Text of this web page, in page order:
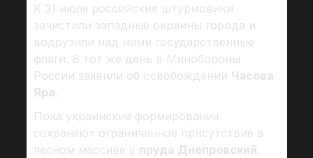
К 31 июля российские штурмовики
зачистили западные окраины города и
водрузили над ними государственные
флаги. В тот же день в Минобороны
России заявили об освобождении Часова
Яра.
Пока украинские формирования
сохраняют ограниченное присутствие в
лесном массиве у пруда Днепровский,